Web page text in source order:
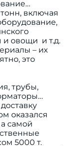
тонн, включая
и овощи и т.д.
– их
это
трубы,
оказался
самой
5000 т.